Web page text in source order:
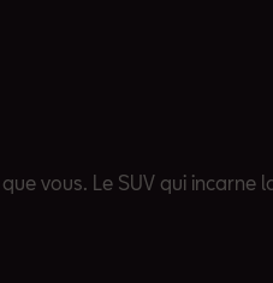
vous. Le SUV qui incarne